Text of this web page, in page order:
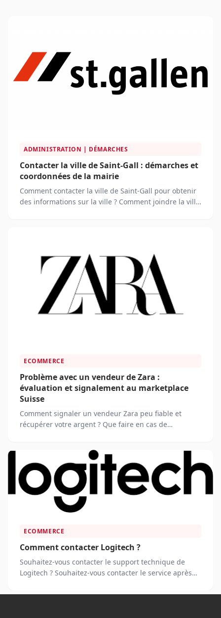
ADMINISTRATION | DÉMARCHES
Contacter la ville de Saint-Gall : démarches et
coordonnées de la mairie
Comment contacter la ville de Saint-Gall pour obtenir
des informations sur la ville ? Comment joindre la ville
ECOMMERCE
Problème avec un vendeur de Zara :
évaluation et signalement au marketplace
Suisse
Comment signaler un vendeur Zara peu fiable et
récupérer votre argent ? Que faire en cas de
ECOMMERCE
Comment contacter Logitech ?
Souhaitez-vous contacter le support technique de
Logitech ? Souhaitez-vous contacter le service après